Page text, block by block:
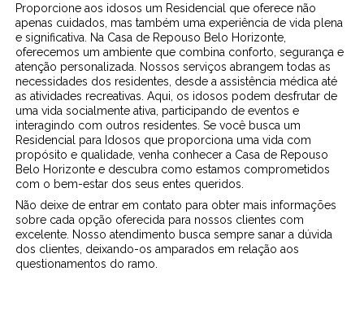
Proporcione aos idosos um Residencial que oferece não
apenas cuidados, mas também uma experiência de vida plena
e significativa. Na Casa de Repouso Belo Horizonte,
oferecemos um ambiente que combina conforto, segurança e
atenção personalizada. Nossos serviços abrangem todas as
necessidades dos residentes, desde a assistência médica até
as atividades recreativas. Aqui, os idosos podem desfrutar de
uma vida socialmente ativa, participando de eventos e
interagindo com outros residentes. Se você busca um
Residencial para Idosos que proporciona uma vida com
propósito e qualidade, venha conhecer a Casa de Repouso
Belo Horizonte e descubra como estamos comprometidos
com o bem-estar dos seus entes queridos.
Não deixe de entrar em contato para obter mais informações
sobre cada opção oferecida para nossos clientes com
excelente. Nosso atendimento busca sempre sanar a dúvida
dos clientes, deixando-os amparados em relação aos
questionamentos do ramo.